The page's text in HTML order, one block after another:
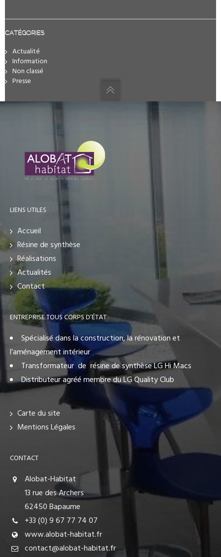
CATÉGORIES
Actualité
Information
Non classé
Presse
LIENS UTILES
Accueil
Résine de synthèse
Réalisations
Actualités
Contact
ENTREPRISE TOUS CORPS D’ÉTAT
Spécialisé dans la construction, la rénovation et
l’aménagement intérieur
Transformateur de résine de synthèse LG Hi Macs
Distributeur agréé membre du LG Quality Club
Carte du site
Mentions Légales
CONTACT
Alobat-Habitat
13 rue des Archers
62450 Bapaume
+33 (0) 9 67 77 74 07
www.alobat-habitat.fr
contact@alobat-habitat.fr